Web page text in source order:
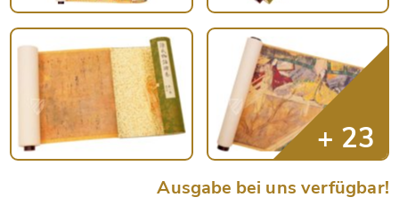
Ausgabe bei uns verfügbar!